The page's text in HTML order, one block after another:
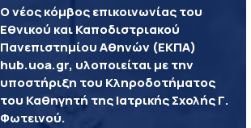
Ο νέος κόμβος επικοινωνίας του
Εθνικού και Καποδιστριακού
Πανεπιστημίου Αθηνών (ΕΚΠΑ)
hub.uoa.gr, υλοποιείται με την
υποστήριξη του Κληροδοτήματος
του Καθηγητή της Ιατρικής Σχολής Γ.
Φωτεινού.